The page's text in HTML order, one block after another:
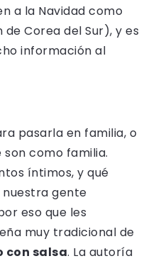
a la Navidad como
Corea del Sur), y es
información al
pasarla en familia, o
son como familia.
íntimos, y qué
gente
eso que les
muy tradicional de
con salsa. La autoría